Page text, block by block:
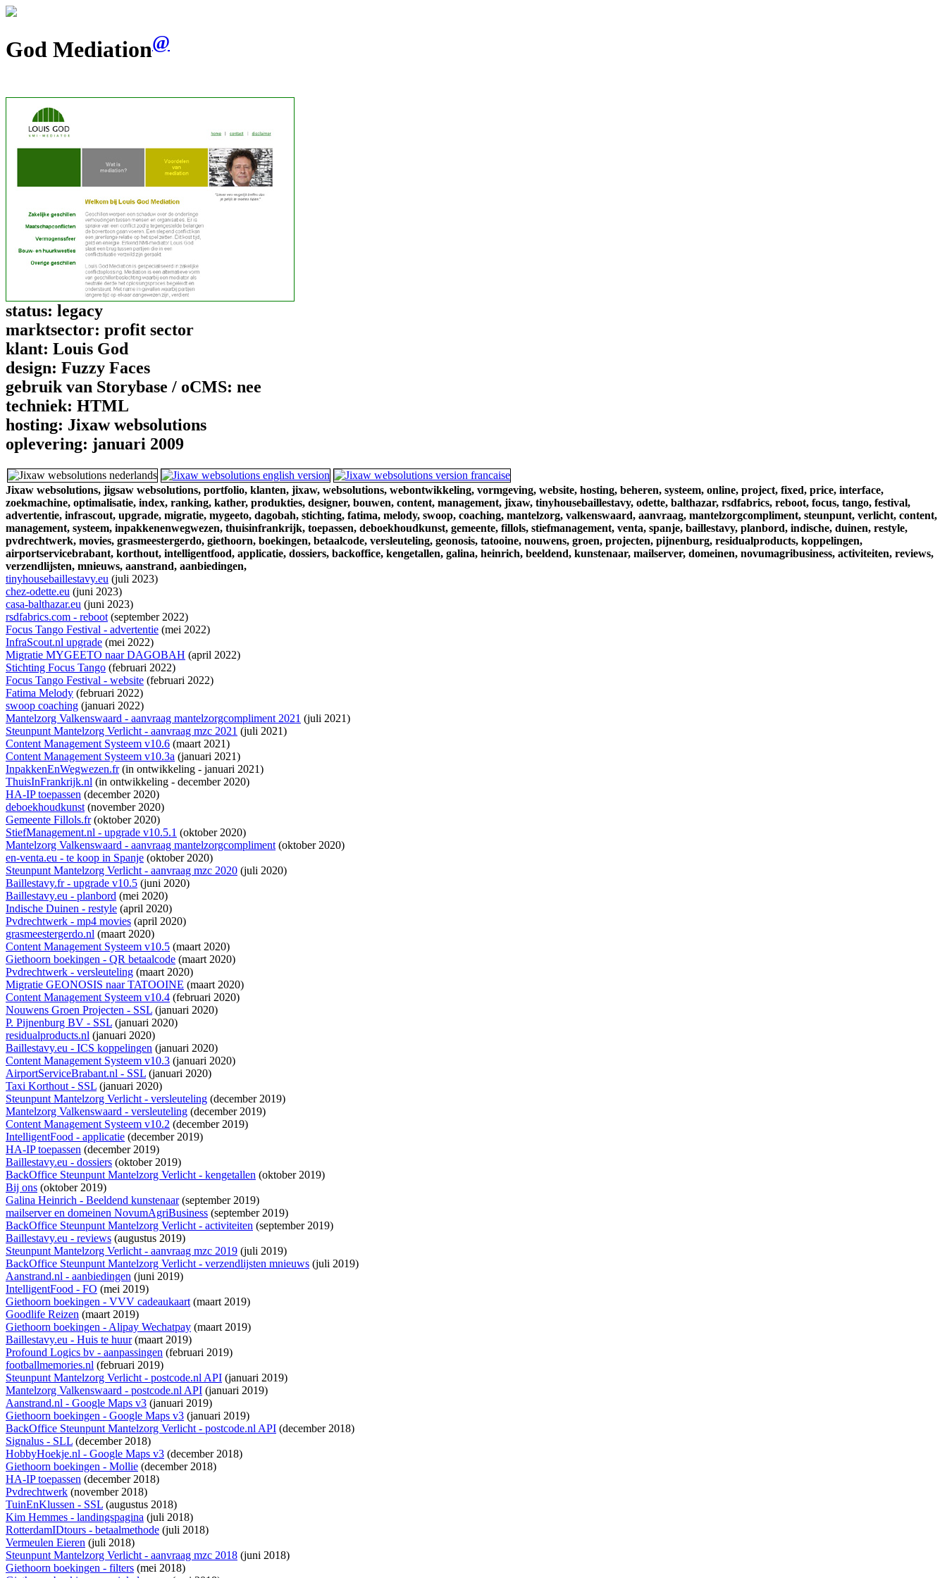
God Mediation@
status: legacy
marktsector: profit sector
klant: Louis God
design: Fuzzy Faces
gebruik van Storybase / oCMS: nee
techniek: HTML
hosting: Jixaw websolutions
oplevering: januari 2009
Jixaw websolutions, jigsaw websolutions, portfolio, klanten, jixaw, websolutions, webontwikkeling, vormgeving, website, hosting, beheren, systeem, online, project, fixed, price, interface,
zoekmachine, optimalisatie, index, ranking, kather, produkties, designer, bouwen, content, management, jixaw, tinyhousebaillestavy, odette, balthazar, rsdfabrics, reboot, focus, tango, festival,
advertentie, infrascout, upgrade, migratie, mygeeto, dagobah, stichting, fatima, melody, swoop, coaching, mantelzorg, valkenswaard, aanvraag, mantelzorgcompliment, steunpunt, verlicht, content,
management, systeem, inpakkenenwegwezen, thuisinfrankrijk, toepassen, deboekhoudkunst, gemeente, fillols, stiefmanagement, venta, spanje, baillestavy, planbord, indische, duinen, restyle,
pvdrechtwerk, movies, grasmeestergerdo, giethoorn, boekingen, betaalcode, versleuteling, geonosis, tatooine, nouwens, groen, projecten, pijnenburg, residualproducts, koppelingen,
airportservicebrabant, korthout, intelligentfood, applicatie, dossiers, backoffice, kengetallen, galina, heinrich, beeldend, kunstenaar, mailserver, domeinen, novumagribusiness, activiteiten, reviews,
verzendlijsten, mnieuws, aanstrand, aanbiedingen,
tinyhousebaillestavy.eu (juli 2023)
chez-odette.eu (juni 2023)
casa-balthazar.eu (juni 2023)
rsdfabrics.com - reboot(september 2022)
Focus Tango Festival - advertentie (mei 2022)
InfraScout.nl upgrade (mei 2022)
Migratie MYGEETO naar DAGOBAH (april 2022)
Stichting Focus Tango (februari 2022)
Focus Tango Festival - website (februari 2022)
Fatima Melody (februari 2022)
swoop coaching (januari 2022)
Mantelzorg Valkenswaard - aanvraag mantelzorgcompliment 2021 (juli 2021)
Steunpunt Mantelzorg Verlicht - aanvraag mzc 2021 (juli 2021)
Content Management Systeem v10.6 (maart 2021)
Content Management Systeem v10.3a (januari 2021)
InpakkenEnWegwezen.fr(in ontwikkeling - januari 2021)
ThuisInFrankrijk.nl (in ontwikkeling - december 2020)
HA-IP toepassen (december 2020)
deboekhoudkunst(november 2020)
Gemeente Fillols.fr(oktober 2020)
StiefManagement.nl - upgrade v10.5.1 (oktober 2020)
Mantelzorg Valkenswaard - aanvraag mantelzorgcompliment(oktober 2020)
en-venta.eu - te koop in Spanje (oktober 2020)
Steunpunt Mantelzorg Verlicht - aanvraag mzc 2020 (juli 2020)
Baillestavy.fr - upgrade v10.5 (juni 2020)
Baillestavy.eu - planbord (mei 2020)
Indische Duinen - restyle (april 2020)
Pvdrechtwerk - mp4 movies (april 2020)
grasmeestergerdo.nl (maart 2020)
Content Management Systeem v10.5 (maart 2020)
Giethoorn boekingen - QR betaalcode (maart 2020)
Pvdrechtwerk - versleuteling (maart 2020)
Migratie GEONOSIS naar TATOOINE (maart 2020)
Content Management Systeem v10.4 (februari 2020)
Nouwens Groen Projecten - SSL (januari 2020)
P. Pijnenburg BV - SSL (januari 2020)
residualproducts.nl (januari 2020)
Baillestavy.eu - ICS koppelingen (januari 2020)
Content Management Systeem v10.3 (januari 2020)
AirportServiceBrabant.nl - SSL (januari 2020)
Taxi Korthout - SSL (januari 2020)
Steunpunt Mantelzorg Verlicht - versleuteling (december 2019)
Mantelzorg Valkenswaard - versleuteling (december 2019)
Content Management Systeem v10.2 (december 2019)
IntelligentFood - applicatie (december 2019)
HA-IP toepassen (december 2019)
Baillestavy.eu - dossiers (oktober 2019)
BackOffice Steunpunt Mantelzorg Verlicht - kengetallen (oktober 2019)
Bij ons (oktober 2019)
Galina Heinrich - Beeldend kunstenaar(september 2019)
mailserver en domeinen NovumAgriBusiness (september 2019)
BackOffice Steunpunt Mantelzorg Verlicht - activiteiten (september 2019)
Baillestavy.eu - reviews (augustus 2019)
Steunpunt Mantelzorg Verlicht - aanvraag mzc 2019 (juli 2019)
BackOffice Steunpunt Mantelzorg Verlicht - verzendlijsten mnieuws (juli 2019)
Aanstrand.nl - aanbiedingen (juni 2019)
IntelligentFood - FO (mei 2019)
Giethoorn boekingen - VVV cadeaukaart(maart 2019)
Goodlife Reizen (maart 2019)
Giethoorn boekingen - Alipay Wechatpay (maart 2019)
Baillestavy.eu - Huis te huur(maart 2019)
Profound Logics bv - aanpassingen (februari 2019)
footballmemories.nl (februari 2019)
Steunpunt Mantelzorg Verlicht - postcode.nl API (januari 2019)
Mantelzorg Valkenswaard - postcode.nl API (januari 2019)
Aanstrand.nl - Google Maps v3 (januari 2019)
Giethoorn boekingen - Google Maps v3 (januari 2019)
BackOffice Steunpunt Mantelzorg Verlicht - postcode.nl API (december 2018)
Signalus - SLL (december 2018)
HobbyHoekje.nl - Google Maps v3 (december 2018)
Giethoorn boekingen - Mollie (december 2018)
HA-IP toepassen (december 2018)
Pvdrechtwerk (november 2018)
TuinEnKlussen - SSL (augustus 2018)
Kim Hemmes - landingspagina (juli 2018)
RotterdamIDtours - betaalmethode (juli 2018)
Vermeulen Eieren (juli 2018)
Steunpunt Mantelzorg Verlicht - aanvraag mzc 2018 (juni 2018)
Giethoorn boekingen - filters (mei 2018)